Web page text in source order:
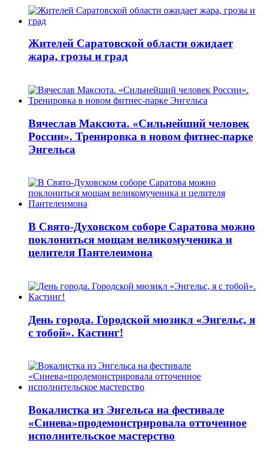
Жителей Саратовской области ожидает
жара, грозы и град
Вячеслав Максюта. «Сильнейший человек
России». Тренировка в новом фитнес-парке
Энгельса
В Свято-Духовском соборе Саратова можно
поклониться мощам великомученика и
целителя Пантелеимона
День города. Городской мюзикл «Энгельс, я
с тобой». Кастинг!
Вокалистка из Энгельса на фестивале
«Синева»продемонстрировала отточенное
исполнительское мастерство